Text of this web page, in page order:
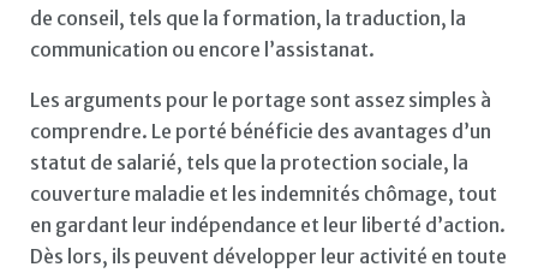
de conseil, tels que la formation, la traduction, la
communication ou encore l’assistanat.
Les arguments pour le portage sont assez simples à
comprendre. Le porté bénéficie des avantages d’un
statut de salarié, tels que la protection sociale, la
couverture maladie et les indemnités chômage, tout
en gardant leur indépendance et leur liberté d’action.
Dès lors, ils peuvent développer leur activité en toute